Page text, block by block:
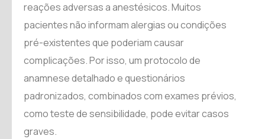
reações adversas a anestésicos. Muitos
pacientes não informam alergias ou condições
pré-existentes que poderiam causar
complicações. Por isso, um protocolo de
anamnese detalhado e questionários
padronizados, combinados com exames prévios,
como teste de sensibilidade, pode evitar casos
graves.